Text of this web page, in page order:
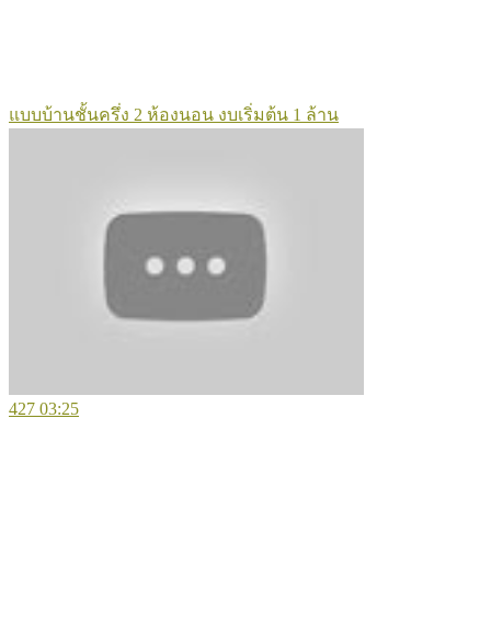
แบบบ้านชั้นครึ่ง 2 ห้องนอน งบเริ่มต้น 1 ล้าน
427 03:25